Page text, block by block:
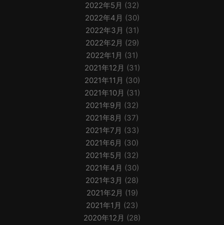
2022年5月 (32)
2022年4月 (30)
2022年3月 (31)
2022年2月 (29)
2022年1月 (31)
2021年12月 (31)
2021年11月 (30)
2021年10月 (31)
2021年9月 (32)
2021年8月 (37)
2021年7月 (33)
2021年6月 (30)
2021年5月 (32)
2021年4月 (30)
2021年3月 (28)
2021年2月 (19)
2021年1月 (23)
2020年12月 (28)